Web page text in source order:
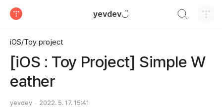
yevdev◡̈
iOS/Toy project
[iOS : Toy Project] Simple W
eather
yevdev 2022. 5. 17. 15:41